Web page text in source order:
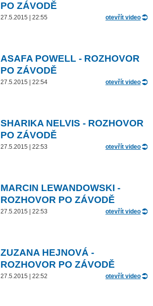
PO ZÁVODĚ
27.5.2015 | 22:55 otevřít video
ASAFA POWELL - ROZHOVOR
PO ZÁVODĚ
27.5.2015 | 22:54 otevřít video
SHARIKA NELVIS - ROZHOVOR
PO ZÁVODĚ
27.5.2015 | 22:53 otevřít video
MARCIN LEWANDOWSKI -
ROZHOVOR PO ZÁVODĚ
27.5.2015 | 22:53 otevřít video
ZUZANA HEJNOVÁ -
ROZHOVOR PO ZÁVODĚ
27.5.2015 | 22:52 otevřít video